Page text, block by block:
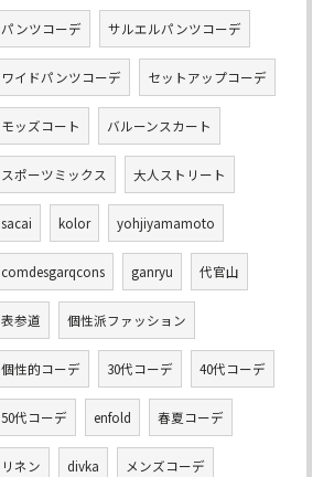
パンツコーデ サルエルパンツコーデ
ワイドパンツコーデ セットアップコーデ
モッズコート バルーンスカート
スポーツミックス 大人ストリート
sacai kolor yohjiyamamoto
comdesgarqcons ganryu 代官山
表参道 個性派ファッション
個性的コーデ 30代コーデ 40代コーデ
50代コーデ enfold 春夏コーデ
リネン divka メンズコーデ